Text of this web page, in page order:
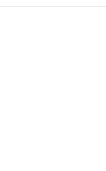
て展示販売中です。 リユース品ですが、状態は非常にきれいです。 天